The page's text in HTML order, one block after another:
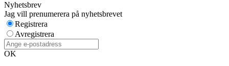
Nyhetsbrev
Jag vill prenumerera på nyhetsbrevet
Registrera
Avregistrera
OK